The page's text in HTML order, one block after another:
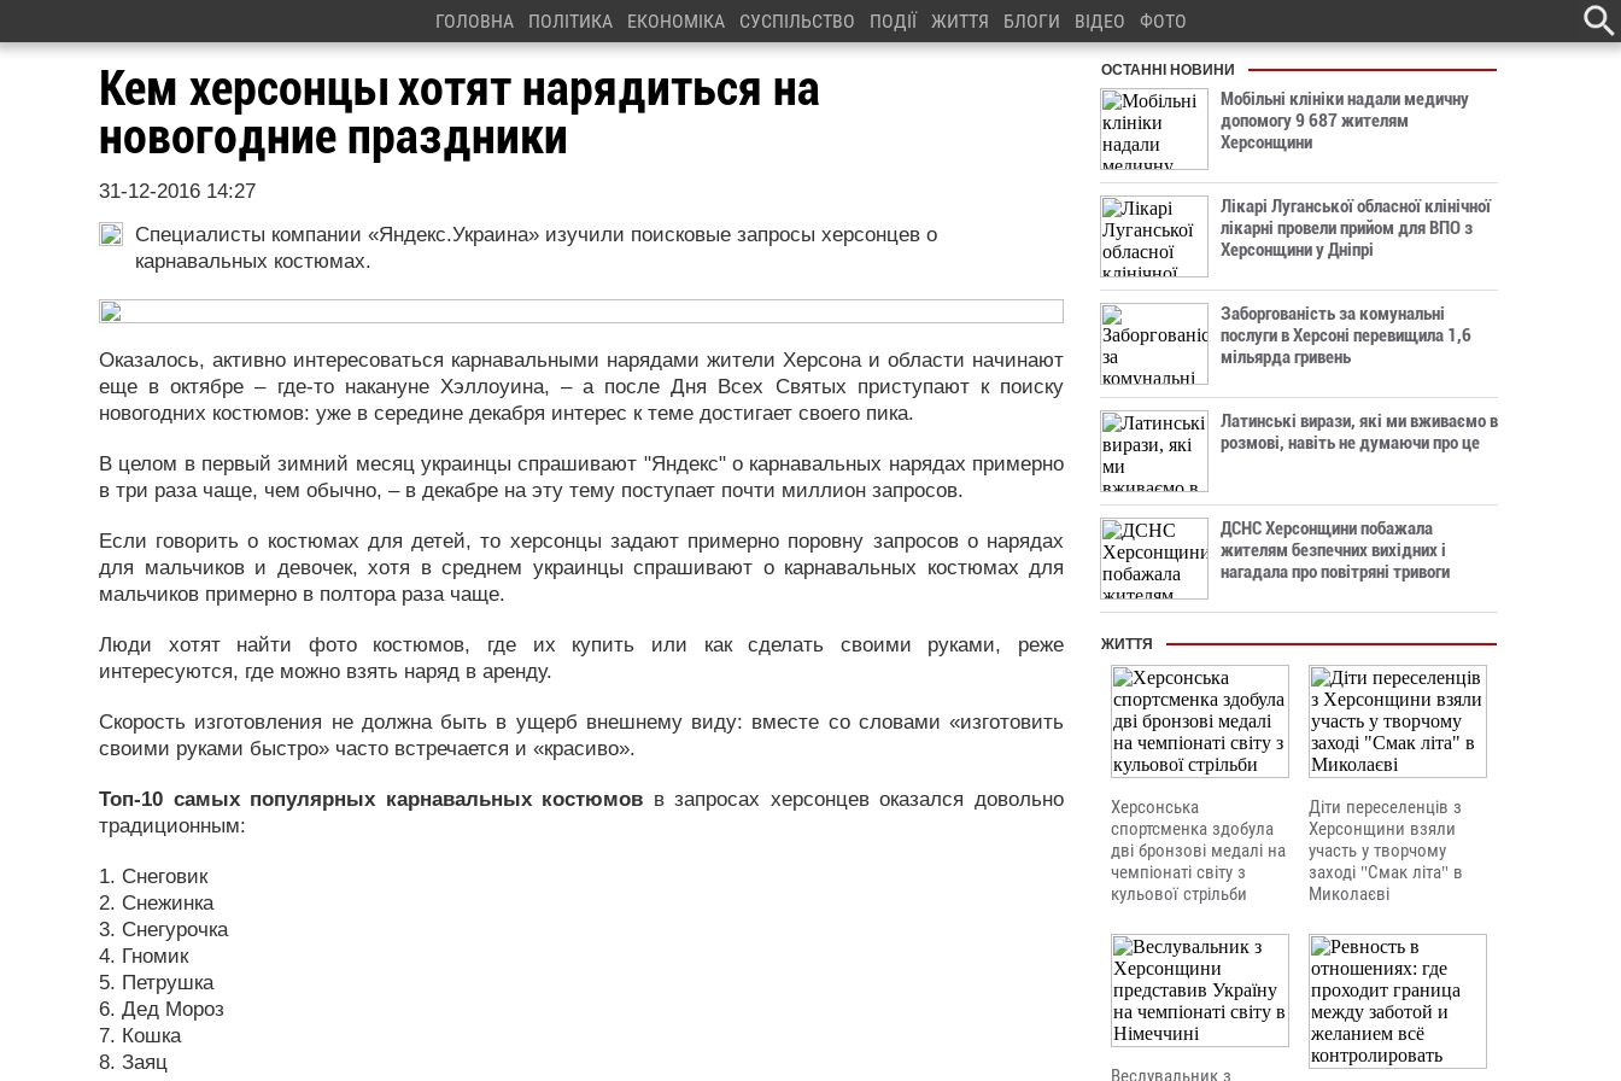
ГОЛОВНА ПОЛІТИКА ЕКОНОМІКА СУСПІЛЬСТВО ПОДІЇ ЖИТТЯ БЛОГИ ВІДЕО ФОТО
Кем херсонцы хотят нарядиться на
новогодние праздники
31-12-2016 14:27
Специалисты компании «Яндекс.Украина» изучили поисковые запросы херсонцев о
карнавальных костюмах.
Оказалось, активно интересоваться карнавальными нарядами жители Херсона и области начинают
еще в октябре – где-то накануне Хэллоуина, – а после Дня Всех Святых приступают к поиску
новогодних костюмов: уже в середине декабря интерес к теме достигает своего пика.
В целом в первый зимний месяц украинцы спрашивают "Яндекс" о карнавальных нарядах примерно
в три раза чаще, чем обычно, – в декабре на эту тему поступает почти миллион запросов.
Если говорить о костюмах для детей, то херсонцы задают примерно поровну запросов о нарядах
для мальчиков и девочек, хотя в среднем украинцы спрашивают о карнавальных костюмах для
мальчиков примерно в полтора раза чаще.
Люди хотят найти фото костюмов, где их купить или как сделать своими руками, реже
интересуются, где можно взять наряд в аренду.
Скорость изготовления не должна быть в ущерб внешнему виду: вместе со словами «изготовить
своими руками быстро» часто встречается и «красиво».
Топ-10 самых популярных карнавальных костюмов в запросах херсонцев оказался довольно
традиционным:
1. Снеговик
2. Снежинка
3. Снегурочка
4. Гномик
5. Петрушка
6. Дед Мороз
7. Кошка
8. Заяц
ОСТАННІ НОВИНИ
Мобільні клініки надали медичну
допомогу 9 687 жителям
Херсонщини
Лікарі Луганської обласної клінічної
лікарні провели прийом для ВПО з
Херсонщини у Дніпрі
Заборгованість за комунальні
послуги в Херсоні перевищила 1,6
мільярда гривень
Латинські вирази, які ми вживаємо в
розмові, навіть не думаючи про це
ДСНС Херсонщини побажала
жителям безпечних вихідних і
нагадала про повітряні тривоги
ЖИТТЯ
Херсонська
спортсменка здобула
дві бронзові медалі на
чемпіонаті світу з
кульової стрільби
Діти переселенців з
Херсонщини взяли
участь у творчому
заході "Смак літа" в
Миколаєві
Веслувальник з